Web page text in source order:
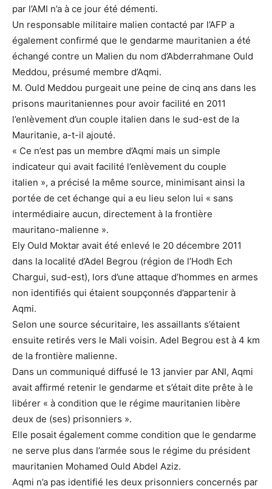
par l’AMI n’a à ce jour été démenti.
Un responsable militaire malien contacté par l’AFP a
également confirmé que le gendarme mauritanien a été
échangé contre un Malien du nom d’Abderrahmane Ould
Meddou, présumé membre d’Aqmi.
M. Ould Meddou purgeait une peine de cinq ans dans les
prisons mauritaniennes pour avoir facilité en 2011
l’enlèvement d’un couple italien dans le sud-est de la
Mauritanie, a-t-il ajouté.
« Ce n’est pas un membre d’Aqmi mais un simple
indicateur qui avait facilité l’enlèvement du couple
italien », a précisé la même source, minimisant ainsi la
portée de cet échange qui a eu lieu selon lui « sans
intermédiaire aucun, directement à la frontière
mauritano-malienne ».
Ely Ould Moktar avait été enlevé le 20 décembre 2011
dans la localité d’Adel Begrou (région de l’Hodh Ech
Chargui, sud-est), lors d’une attaque d’hommes en armes
non identifiés qui étaient soupçonnés d’appartenir à
Aqmi.
Selon une source sécuritaire, les assaillants s’étaient
ensuite retirés vers le Mali voisin. Adel Begrou est à 4 km
de la frontière malienne.
Dans un communiqué diffusé le 13 janvier par ANI, Aqmi
avait affirmé retenir le gendarme et s’était dite prête à le
libérer « à condition que le régime mauritanien libère
deux de (ses) prisonniers ».
Elle posait également comme condition que le gendarme
ne serve plus dans l’armée sous le régime du président
mauritanien Mohamed Ould Abdel Aziz.
Aqmi n’a pas identifié les deux prisonniers concernés par